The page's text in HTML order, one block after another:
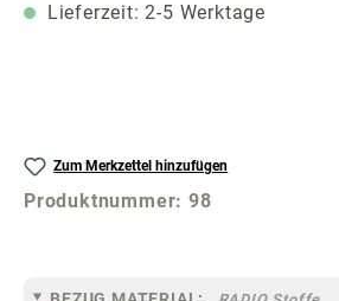
Lieferzeit: 2-5 Werktage
Zum Merkzettel hinzufügen
Produktnummer:98